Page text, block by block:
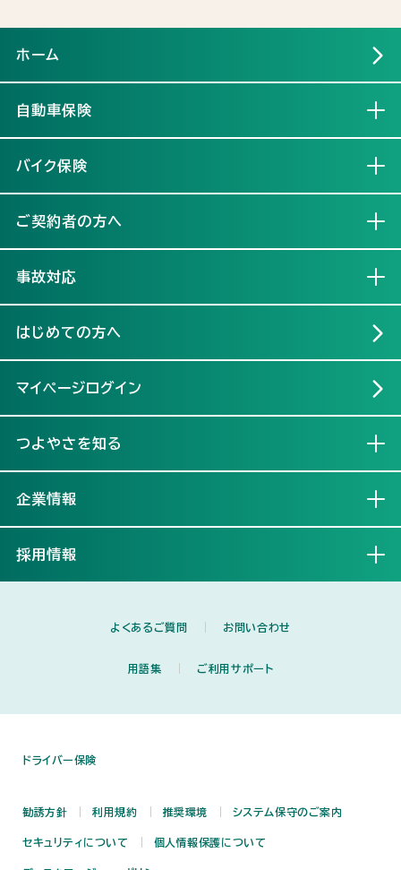
ホーム
自動車保険
バイク保険
ご契約者の方へ
事故対応
はじめての方へ
マイページログイン
つよやさを知る
企業情報
採用情報
よくあるご質問 お問い合わせ
用語集 ご利用サポート
ドライバー保険
勧誘方針 利用規約 推奨環境 システム保守のご案内
セキュリティについて 個人情報保護について